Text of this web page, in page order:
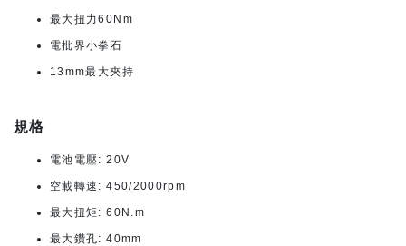
最大扭力60Nm
電批界小拳石
13mm最大夾持
規格
電池電壓: 20V
空載轉速: 450/2000rpm
最大扭矩: 60N.m
最大鑽孔: 40mm